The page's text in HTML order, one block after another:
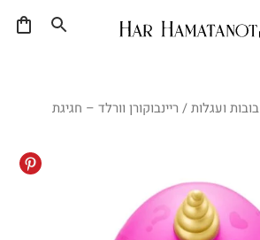
בובות ועגלות/ ריינבוקורן וורלד – חגיגת